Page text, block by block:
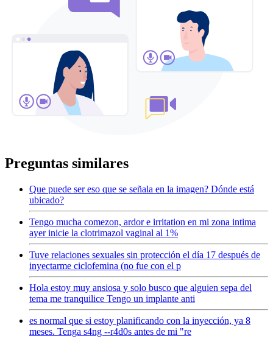
Preguntas similares
Que puede ser eso que se señala en la imagen? Dónde está
ubicado?
Tengo mucha comezon, ardor e irritation en mi zona intima
ayer inicie la clotrimazol vaginal al 1%
Tuve relaciones sexuales sin protección el día 17 después de
inyectarme ciclofemina (no fue con el p
Hola estoy muy ansiosa y solo busco que alguien sepa del
tema me tranquilice Tengo un implante anti
es normal que si estoy planificando con la inyección, ya 8
meses. Tenga s4ng --r4d0s antes de mi "re